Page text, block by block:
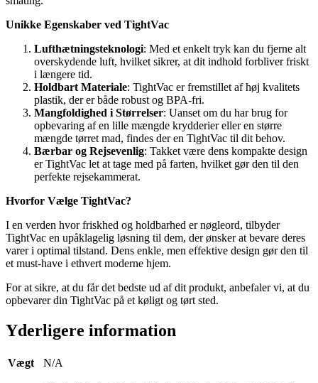
Unikke Egenskaber ved TightVac
Lufthætningsteknologi: Med et enkelt tryk kan du fjerne alt
overskydende luft, hvilket sikrer, at dit indhold forbliver friskt
i længere tid.
Holdbart Materiale: TightVac er fremstillet af høj kvalitets
plastik, der er både robust og BPA-fri.
Mangfoldighed i Størrelser: Uanset om du har brug for
opbevaring af en lille mængde krydderier eller en større
mængde tørret mad, findes der en TightVac til dit behov.
Bærbar og Rejsevenlig: Takket være dens kompakte design
er TightVac let at tage med på farten, hvilket gør den til den
perfekte rejsekammerat.
Hvorfor Vælge TightVac?
I en verden hvor friskhed og holdbarhed er nøgleord, tilbyder
TightVac en upåklagelig løsning til dem, der ønsker at bevare deres
varer i optimal tilstand. Dens enkle, men effektive design gør den til
et must-have i ethvert moderne hjem.
For at sikre, at du får det bedste ud af dit produkt, anbefaler vi, at du
opbevarer din TightVac på et køligt og tørt sted.
Yderligere information
Vægt N/A